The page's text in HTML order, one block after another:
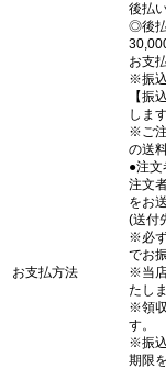
お支払方法
後払
◎後払
お支
※振込
【振
します
※ご
の送
●注文
注文
をお
(送付
※必
でお
※当
たし
※領
す。
※振
期限